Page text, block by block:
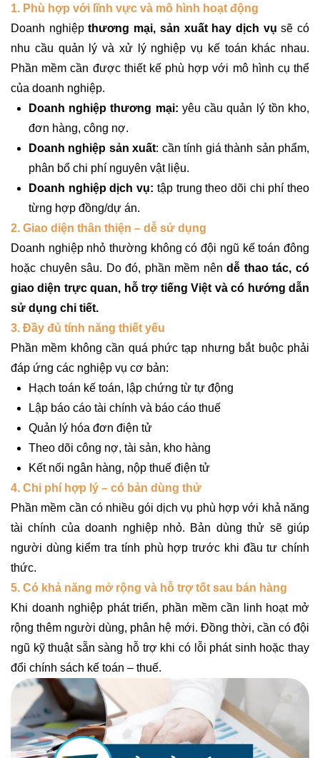
1. Phù hợp với lĩnh vực và mô hình hoạt động
Doanh nghiệpthương mại, sản xuất hay dịch vụ sẽ có
nhu cầu quản lý và xử lý nghiệp vụ kế toán khác nhau.
Phần mềm cần được thiết kế phù hợp với mô hình cụ thể
của doanh nghiệp.
Doanh nghiệp thương mại: yêu cầu quản lý tồn kho,
đơn hàng, công nợ.
Doanh nghiệp sản xuất: cần tính giá thành sản phẩm,
phân bổ chi phí nguyên vật liệu.
Doanh nghiệp dịch vụ: tập trung theo dõi chi phí theo
từng hợp đồng/dự án.
2. Giao diện thân thiện – dễ sử dụng
Doanh nghiệp nhỏ thường không có đội ngũ kế toán đông
hoặc chuyên sâu. Do đó, phần mềm nên dễ thao tác, có
giao diện trực quan, hỗ trợ tiếng Việt và có hướng dẫn
sử dụng chi tiết.
3. Đầy đủ tính năng thiết yếu
Phần mềm không cần quá phức tạp nhưng bắt buộc phải
đáp ứng các nghiệp vụ cơ bản:
Hạch toán kế toán, lập chứng từ tự động
Lập báo cáo tài chính và báo cáo thuế
Quản lý hóa đơn điện tử
Theo dõi công nợ, tài sản, kho hàng
Kết nối ngân hàng, nộp thuế điện tử
4. Chi phí hợp lý – có bản dùng thử
Phần mềm cần có nhiều gói dịch vụ phù hợp với khả năng
tài chính của doanh nghiệp nhỏ. Bản dùng thử sẽ giúp
người dùng kiểm tra tính phù hợp trước khi đầu tư chính
thức.
5. Có khả năng mở rộng và hỗ trợ tốt sau bán hàng
Khi doanh nghiệp phát triển, phần mềm cần linh hoạt mở
rộng thêm người dùng, phân hệ mới. Đồng thời, cần có đội
ngũ kỹ thuật sẵn sàng hỗ trợ khi có lỗi phát sinh hoặc thay
đổi chính sách kế toán – thuế.